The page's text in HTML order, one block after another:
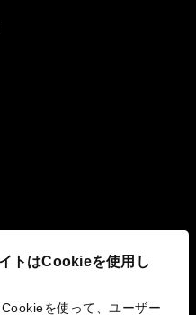
トはCookieを使用し
を使って、ユーザー
Outlook
Mobility
Implications